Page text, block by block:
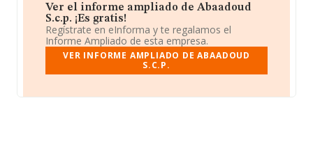
Ver el informe ampliado de Abaadoud
S.c.p. ¡Es gratis!
Regístrate en eInforma y te regalamos el
Informe Ampliado de esta empresa.
VER INFORME AMPLIADO DE ABAADOUD
S.C.P.